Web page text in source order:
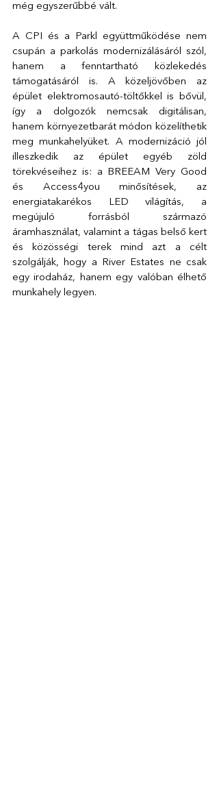
még egyszerűbbé vált.
A CPI és a Parkl együttműködése nem
csupán a parkolás modernizálásáról szól,
hanem a fenntartható közlekedés
támogatásáról is. A közeljövőben az
épület elektromosautó-töltőkkel is bővül,
így a dolgozók nemcsak digitálisan,
hanem környezetbarát módon közelíthetik
meg munkahelyüket. A modernizáció jól
illeszkedik az épület egyéb zöld
törekvéseihez is: a BREEAM Very Good
és Access4you minősítések, az
energiatakarékos LED világítás, a
megújuló forrásból származó
áramhasználat, valamint a tágas belső kert
és közösségi terek mind azt a célt
szolgálják, hogy a River Estates ne csak
egy irodaház, hanem egy valóban élhető
munkahely legyen.